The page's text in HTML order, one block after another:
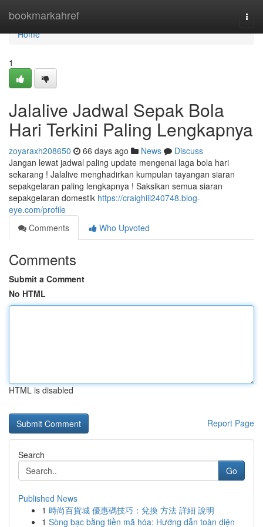
bookmarkahref
Home
Home
1
Jalalive Jadwal Sepak Bola
Hari Terkini Paling Lengkapnya
zoyaraxh208650 66 days ago News
Discuss
Jangan lewat jadwal paling update mengenai laga bola hari
sekarang ! Jalalive menghadirkan kumpulan tayangan siaran
sepakgelaran paling lengkapnya ! Saksikan semua siaran
sepakgelaran domestik https://craighiii240748.blog-
eye.com/profile
Comments
Who Upvoted
Comments
Submit a Comment
No HTML
HTML is disabled
Report Page
Search
Go
Published News
1 時尚百貨城 優惠碼技巧：兌換 方法 詳細 說明
1 Sòng bạc bằng tiền mã hóa: Hướng dẫn toàn diện